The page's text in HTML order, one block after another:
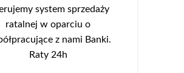
system sprzedaży
ratalnej w oparciu o
z nami Banki.
Raty 24h